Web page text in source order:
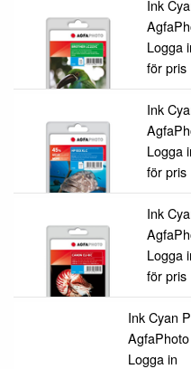
Ink
Logga
för pris
Ink
Logga
för pris
Ink
Logga
för pris
Ink Cyan
AgfaPhoto
Logga in